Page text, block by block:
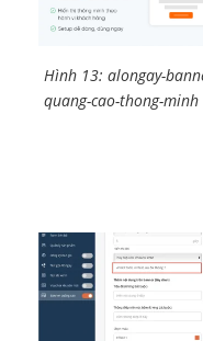
Hình 13: alongay-
quang-cao-thong-minh